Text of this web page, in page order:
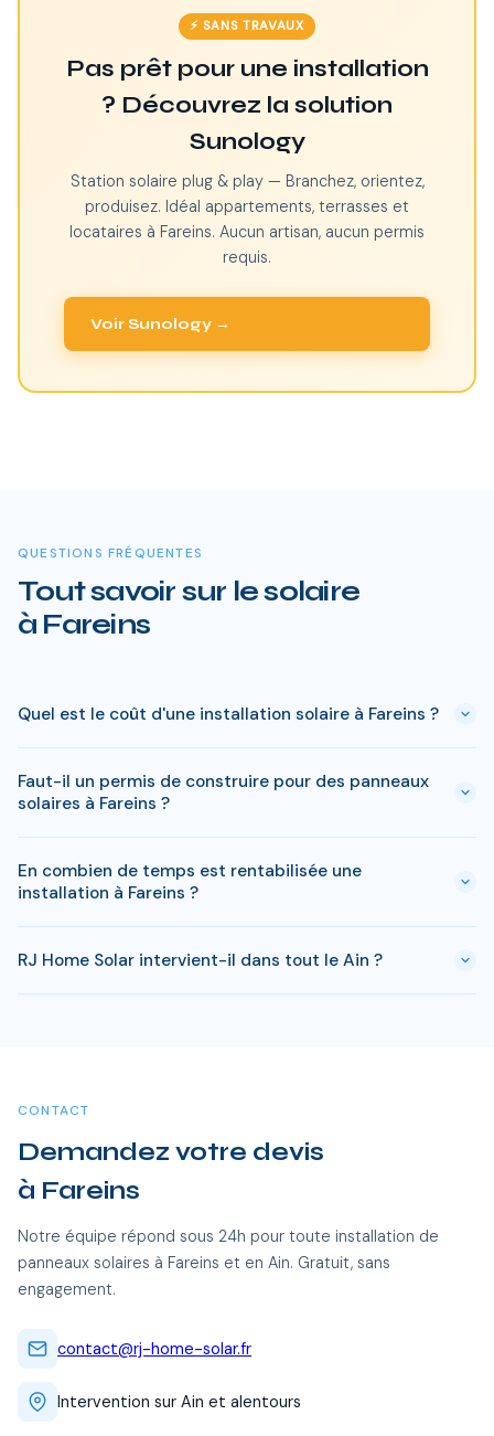
⚡ SANS TRAVAUX
Pas prêt pour une installation
? Découvrez la solution
Sunology
Station solaire plug & play — Branchez, orientez,
produisez. Idéal appartements, terrasses et
locataires à Fareins. Aucun artisan, aucun permis
requis.
Voir Sunology →
QUESTIONS FRÉQUENTES
Tout savoir sur le solaire
à Fareins
Quel est le coût d'une installation solaire à Fareins ?
à 9 kWc). Après les aides disponibles en Ain (MaPrimeRénov',
prime autoconsommation, TVA réduite), le reste à charge
peut descendre sous 4 000 € pour une installation standard
de 3 kWc.
Faut-il un permis de construire pour des panneaux
solaires à Fareins ?
à Fareins. Si votre bien est classé ou en zone protégée en
Ain, des règles spécifiques peuvent s'appliquer. RJ Home
Solar gère toutes ces démarches sans surcoût.
En combien de temps est rentabilisée une
installation à Fareins ?
ans selon votre consommation. Les aides disponibles en Ain
permettent de reduire significativement ce delai.
RJ Home Solar intervient-il dans tout le Ain ?
CONTACT
Demandez votre devis
à Fareins
Notre équipe répond sous 24h pour toute installation de
panneaux solaires à Fareins et en Ain. Gratuit, sans
engagement.
contact@rj-home-solar.fr
Intervention sur Ain et alentours